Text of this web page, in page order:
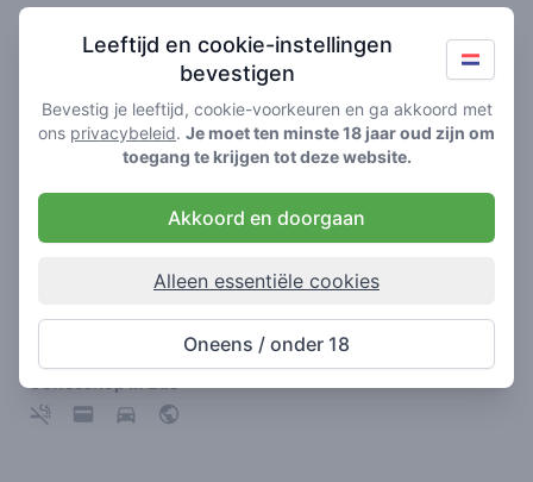
Coffeeshops in de buurt
Leeftijd en cookie-instellingen
bevestigen
Bevestig je leeftijd, cookie-voorkeuren en ga akkoord met
ons privacybeleid. Je moet ten minste 18 jaar oud zijn om
toegang te krijgen tot deze website.
Akkoord en doorgaan
Alleen essentiële cookies
Oneens / onder 18